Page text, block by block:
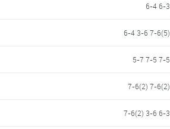
6-4 6-3
6-4 3-6 7-6(5)
5-7 7-5 7-5
7-6(2) 7-6(2)
7-6(2) 3-6 6-3